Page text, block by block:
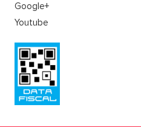
Google+
Youtube